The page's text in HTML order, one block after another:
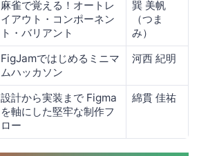
麻雀で覚える！オートレ
イアウト・コンポーネン
ト・バリアント
巽 美帆
（つま
み）
FigJamではじめるミニマ
ムハッカソン
河西 紀明
設計から実装まで Figma
を軸にした堅牢な制作フ
ロー
綿貫 佳祐